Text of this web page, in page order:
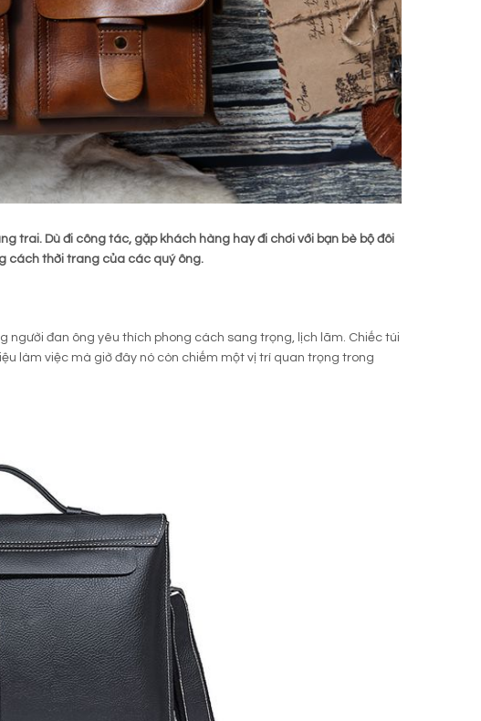
trai. Dù đi công tác, gặp khách hàng hay đi chơi với bạn bè bộ đôi
cách thời trang của các quý ông.
người đan ông yêu thích phong cách sang trọng, lịch lãm. Chiếc túi
làm việc mà giờ đây nó còn chiếm một vị trí quan trọng trong